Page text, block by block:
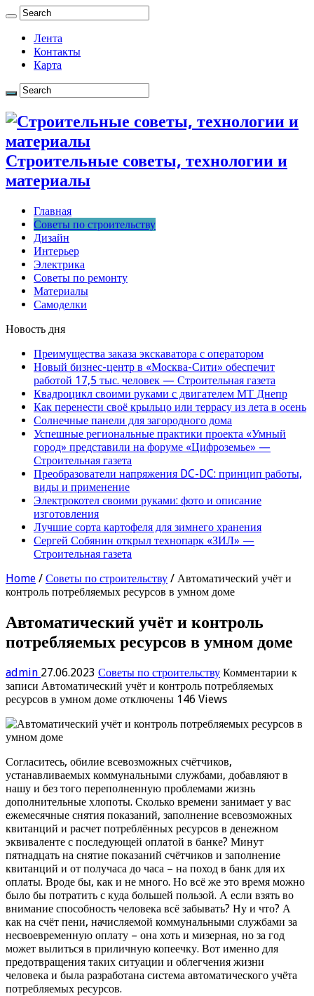
Лента
Контакты
Карта
Строительные советы, технологии и
материалы
Главная
Советы по строительству
Дизайн
Интерьер
Электрика
Советы по ремонту
Материалы
Самоделки
Новость дня
Преимущества заказа экскаватора с оператором
Новый бизнес-центр в «Москва-Сити» обеспечит
работой 17,5 тыс. человек — Строительная газета
Квадроцикл своими руками с двигателем МТ Днепр
Как перенести своё крыльцо или террасу из лета в осень
Солнечные панели для загородного дома
Успешные региональные практики проекта «Умный
город» представили на форуме «Цифроземье» —
Строительная газета
Преобразователи напряжения DC-DC: принцип работы,
виды и применение
Электрокотел своими руками: фото и описание
изготовления
Лучшие сорта картофеля для зимнего хранения
Сергей Собянин открыл технопарк «ЗИЛ» —
Строительная газета
Home / Советы по строительству / Автоматический учёт и
контроль потребляемых ресурсов в умном доме
Автоматический учёт и контроль
потребляемых ресурсов в умном доме
admin 27.06.2023 Советы по строительству Комментарии к
записи Автоматический учёт и контроль потребляемых
ресурсов в умном доме отключены 146 Views
Согласитесь, обилие всевозможных счётчиков,
устанавливаемых коммунальными службами, добавляют в
нашу и без того переполненную проблемами жизнь
дополнительные хлопоты. Сколько времени занимает у вас
ежемесячные снятия показаний, заполнение всевозможных
квитанций и расчет потреблённых ресурсов в денежном
эквиваленте с последующей оплатой в банке? Минут
пятнадцать на снятие показаний счётчиков и заполнение
квитанций и от получаса до часа – на поход в банк для их
оплаты. Вроде бы, как и не много. Но всё же это время можно
было бы потратить с куда большей пользой. А если взять во
внимание способность человека всё забывать? Ну и что? А
как на счёт пени, начисляемой коммунальными службами за
несвоевременную оплату – она хоть и мизерная, но за год
может вылиться в приличную копеечку. Вот именно для
предотвращения таких ситуации и облегчения жизни
человека и была разработана система автоматического учёта
потребляемых ресурсов.